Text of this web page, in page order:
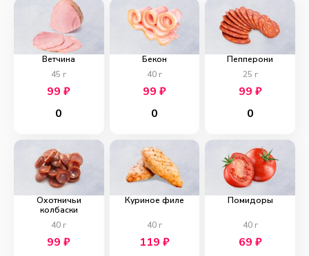
Ветчина
45 г
99₽
0
Бекон
40г
99 ₽
0
Пепперони
25 г
99 ₽
0
Охотничьи
колбаски
40 г
99₽
Куриное филе
40г
119 ₽
Помидоры
40г
69 ₽